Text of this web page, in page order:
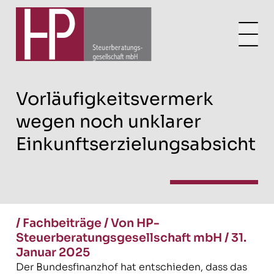
Vorläufigkeitsvermerk
wegen noch unklarer
Einkunftserzielungsabsicht
/ Fachbeiträge/Von HP-
Steuerberatungsgesellschaft mbH /31.
Januar 2025
Der Bundesfinanzhof hat entschieden, dass das